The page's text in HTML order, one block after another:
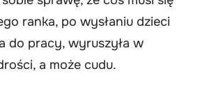
ranka, po wysłaniu dzieci
do pracy, wyruszyła w
a może cudu.